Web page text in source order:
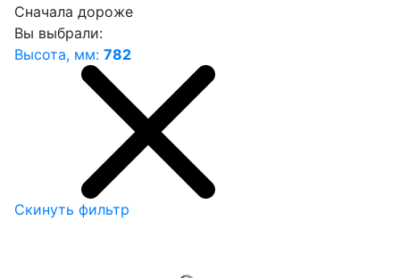
Сначала дороже
Вы выбрали:
Высота, мм: 782
Скинуть фильтр